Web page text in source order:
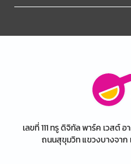
เลขที่ 111 ทรู ดิจิทัล พาร์ค เวสต์
ถนนสุขุมวิท แขวงบางจาก